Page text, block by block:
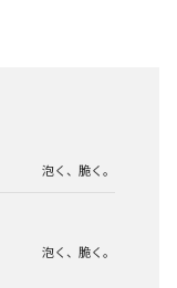
泡く、脆く。
泡く、脆く。